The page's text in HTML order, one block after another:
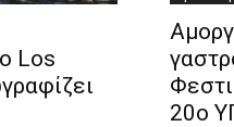
Los
20ο